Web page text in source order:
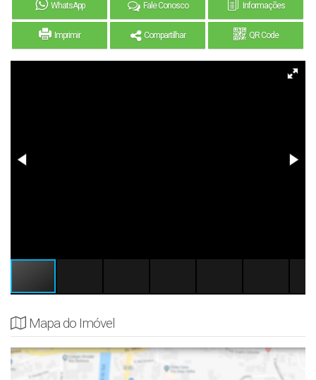
WhatsApp Fale Conosco Informações
Imprimir Compartilhar QR Code
Mapa do Imóvel